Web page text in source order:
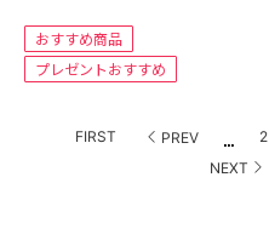
おすすめ商品
プレゼントおすすめ
FIRST PREV ... 2
NEXT